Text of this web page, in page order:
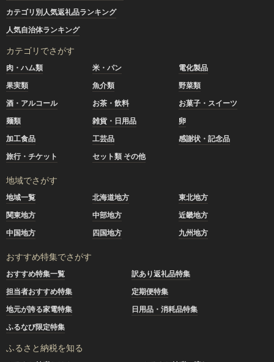
カテゴリ別人気返礼品ランキング
人気自治体ランキング
カテゴリでさがす
肉・ハム類 米・パン
電化製品
果実類
魚介類
野菜類
酒・アルコール
お茶・飲料
お菓子・スイーツ
麺類
雑貨・日用品
卵
加工食品
工芸品
感謝状・記念品
旅行・チケット
セット類 その他
地域でさがす
地域一覧 北海道地方
東北地方
関東地方
中部地方
近畿地方
中国地方
四国地方 九州地方
おすすめ特集でさがす
おすすめ特集一覧
訳あり返礼品特集
担当者おすすめ特集
定期便特集
地元が誇る家電特集
日用品・消耗品特集
ふるなび限定特集
ふるさと納税を知る